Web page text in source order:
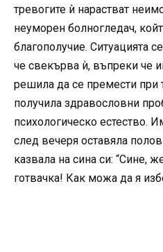
тревогите ѝ нарастват
неуморен болногледач,
благополучие. Ситуацията
че свекърва ѝ, въпреки че
решила да се премести при
получила здравословни
психологическо естество.
след вечеря оставяла
казвала на сина си: “Сине,
готвачка! Как можа да я